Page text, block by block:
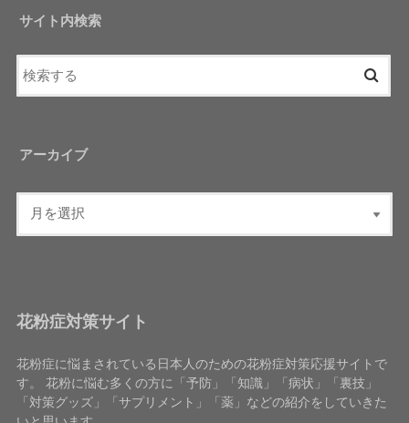
サイト内検索
アーカイブ
花粉症対策サイト
花粉症に悩まされている日本人のための花粉症対策応援サイトで
す。 花粉に悩む多くの方に「予防」「知識」「病状」「裏技」
「対策グッズ」「サプリメント」「薬」などの紹介をしていきた